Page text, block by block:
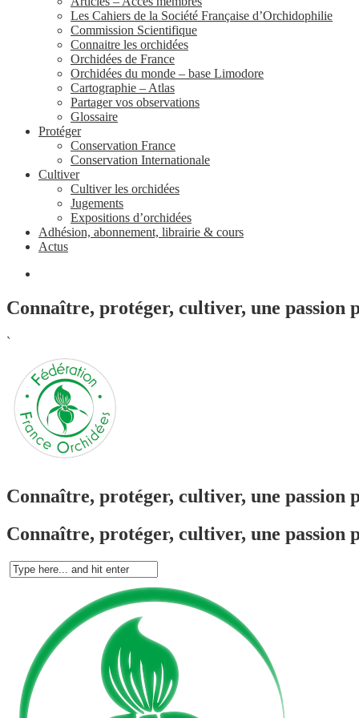
Les Cahiers de la Société Française d’Orchidophilie
Commission Scientifique
Connaitre les orchidées
Orchidées de France
Orchidées du monde – base Limodore
Cartographie – Atlas
Partager vos observations
Glossaire
Protéger
Conservation France
Conservation Internationale
Cultiver
Cultiver les orchidées
Jugements
Expositions d’orchidées
Adhésion, abonnement, librairie & cours
Actus
Connaître, protéger, cultiver, une passion
`
Connaître, protéger, cultiver, une passion
Connaître, protéger, cultiver, une passion